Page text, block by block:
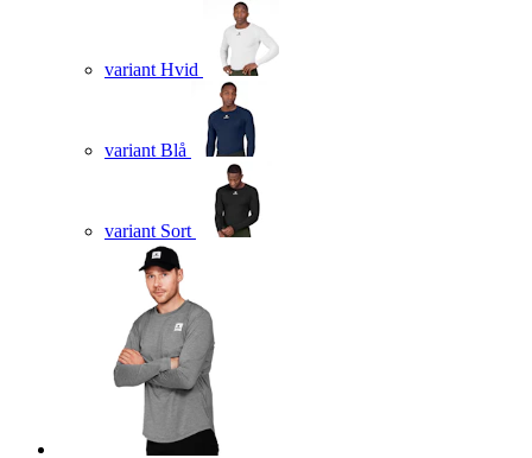
variant Hvid
variant Blå
variant Sort